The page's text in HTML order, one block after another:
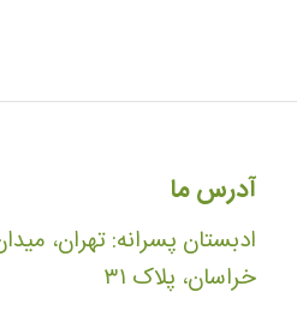
آدرس ما
ادبستان پسرانه: تهران،
خراسان، پلاک ۳۱